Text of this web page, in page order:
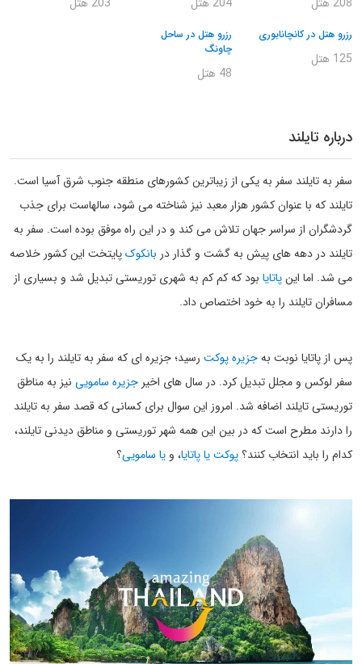
رزرو هتل در کانچانابوری
125 هتل
رزرو هتل در ساحل
چاونگ
48 هتل
درباره تایلند
سفر به تایلند سفر به یکی از زیباترین کشورهای منطقه جنوب شرق آسیا است.
تایلند که با عنوان کشور هزار معبد نیز شناخته می شود، سالهاست برای جذب
گردشگران از سراسر جهان تلاش می کند و در این راه موفق بوده است. سفر به
تایلند در دهه های پیش به گشت و گذار در بانکوکپایتخت این کشور خلاصه
می شد. اما اینپاتایا بود که کم کم به شهری توریستی تبدیل شد و بسیاری از
مسافران تایلند را به خود اختصاص داد.
پس از پاتایا نوبت بهجزیره پوکت رسید؛ جزیره ای که سفر به تایلند را به یک
سفر لوکس و مجلل تبدیل کرد. در سال های اخیر جزیره سامویی نیز به مناطق
توریستی تایلند اضافه شد. امروز این سوال برای کسانی که قصد سفر به تایلند
را دارند مطرح است که در بین این همه شهر توریستی و مناطق دیدنی تایلند،
کدام را باید انتخاب کنند؟پوکت یا پاتایا، و یا سامویی؟